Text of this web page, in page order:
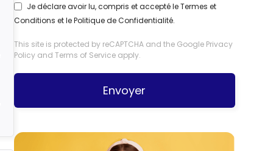
Je déclare avoir lu, compris et accepté leTermes et
Conditions et lePolitique de Confidentialité.
This site is protected by reCAPTCHA and the Google Privacy
Policyand Terms of Serviceapply.
Envoyer